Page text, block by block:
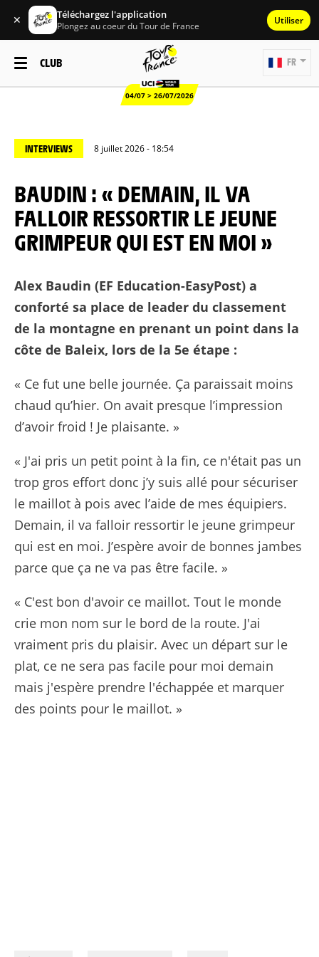
✕ Téléchargez l'application
Plongez au coeur du Tour de France Utiliser
CLUB
04/07 > 26/07/2026
FR
INTERVIEWS 8 juillet 2026 - 18:54
BAUDIN : « DEMAIN, IL VA
FALLOIR RESSORTIR LE JEUNE
GRIMPEUR QUI EST EN MOI »
Alex Baudin (EF Education-EasyPost) a
conforté sa place de leader du classement
de la montagne en prenant un point dans la
côte de Baleix, lors de la 5e étape :
« Ce fut une belle journée. Ça paraissait moins
chaud qu’hier. On avait presque l’impression
d’avoir froid ! Je plaisante. »
« J'ai pris un petit point à la fin, ce n'était pas un
trop gros effort donc j’y suis allé pour sécuriser
le maillot à pois avec l’aide de mes équipiers.
Demain, il va falloir ressortir le jeune grimpeur
qui est en moi. J’espère avoir de bonnes jambes
parce que ça ne va pas être facile. »
« C'est bon d'avoir ce maillot. Tout le monde
crie mon nom sur le bord de la route. J'ai
vraiment pris du plaisir. Avec un départ sur le
plat, ce ne sera pas facile pour moi demain
mais j'espère prendre l'échappée et marquer
des points pour le maillot. »